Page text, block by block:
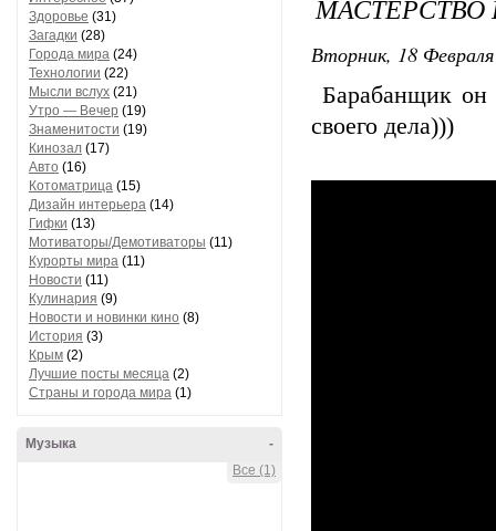
Здоровье (31)
Загадки (28)
Города мира (24)
Технологии (22)
Мысли вслух (21)
Утро — Вечер (19)
Знаменитости (19)
Кинозал (17)
Авто (16)
Котоматрица (15)
Дизайн интерьера (14)
Гифки (13)
Мотиваторы/Демотиваторы (11)
Курорты мира (11)
Новости (11)
Кулинария (9)
Новости и новинки кино (8)
История (3)
Крым (2)
Лучшие посты месяца (2)
Страны и города мира (1)
-
Музыка
Все (1)
Вторник, 18
Барабанщик он
своего дела)))